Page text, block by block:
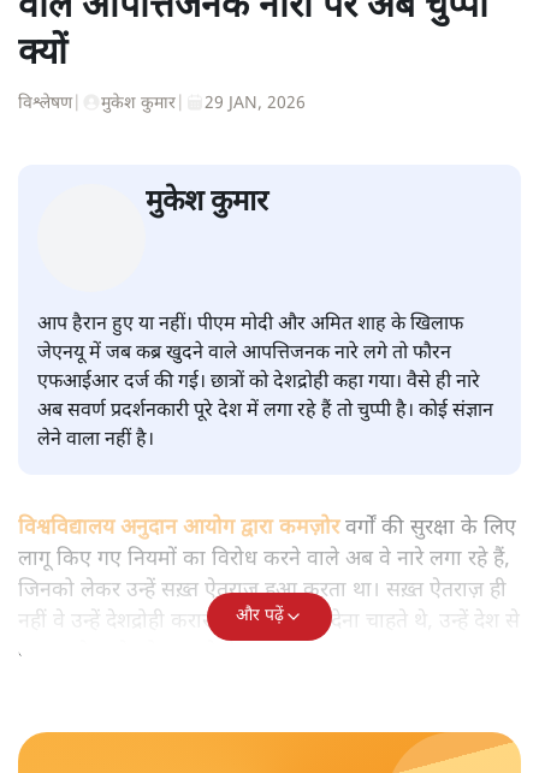
क्यों
विश्लेषण| मुकेश कुमार 29 JAN, 2026
आप हैरान हुए या नहीं। पीएम मोदी और अमित शाह के खिलाफ
जेएनयू में जब कब्र खुदने वाले आपत्तिजनक नारे लगे तो फौरन